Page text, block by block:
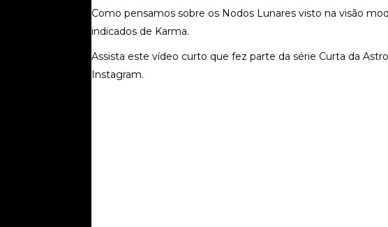
Como pensamos sobre os Nodos Lunares visto na visão
indicados de Karma.
Assista este vídeo curto que fez parte da série Curta da
Instagram.